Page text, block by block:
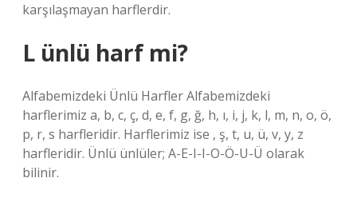
karşılaşmayan harflerdir.
L ünlü harf mi?
Alfabemizdeki Ünlü Harfler Alfabemizdeki
harflerimiz a, b, c, ç, d, e, f, g, ğ, h, ı, i, j, k, l, m, n, o, ö,
p, r, s harfleridir. Harflerimiz ise , ş, t, u, ü, v, y, z
harfleridir. Ünlü ünlüler; A-E-I-I-O-Ö-U-Ü olarak
bilinir.